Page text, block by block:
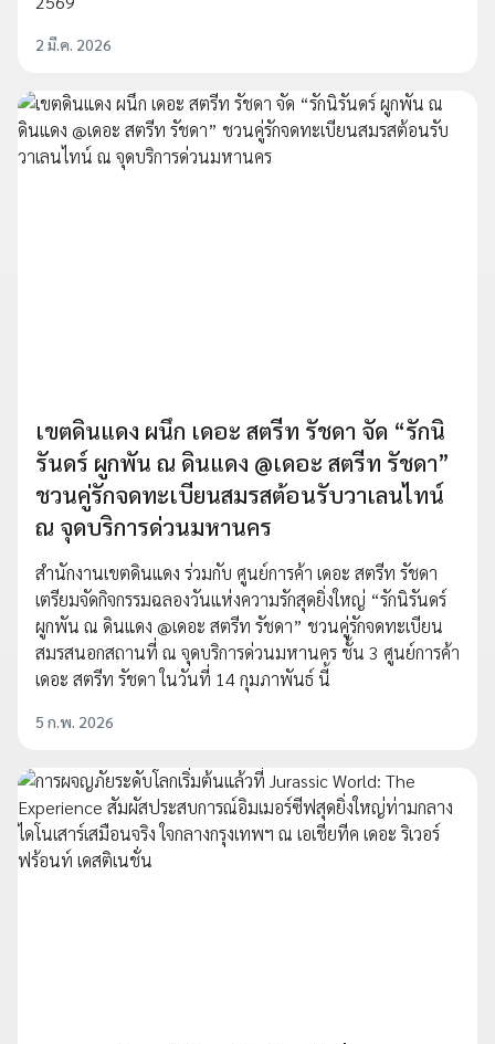
2 มี.ค. 2026
เขตดินแดง ผนึก เดอะ สตรีท รัชดา จัด “รักนิ
รันดร์ ผูกพัน ณ ดินแดง @เดอะ สตรีท รัชดา”
ชวนคู่รักจดทะเบียนสมรสต้อนรับวาเลนไทน์
ณ จุดบริการด่วนมหานคร
สำนักงานเขตดินแดง ร่วมกับ ศูนย์การค้า เดอะ สตรีท รัชดา
เตรียมจัดกิจกรรมฉลองวันแห่งความรักสุดยิ่งใหญ่ “รักนิรันดร์
ผูกพัน ณ ดินแดง @เดอะ สตรีท รัชดา” ชวนคู่รักจดทะเบียน
สมรสนอกสถานที่ ณ จุดบริการด่วนมหานคร ชั้น 3 ศูนย์การค้า
เดอะ สตรีท รัชดา ในวันที่ 14 กุมภาพันธ์ นี้
5 ก.พ. 2026